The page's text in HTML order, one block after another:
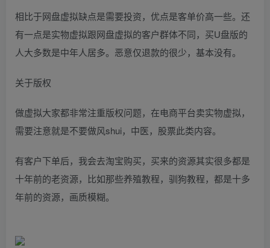
相比于网盘虚拟缺点是需要投资，优点是客单价高一些。还
有一点是实物虚拟跟网盘虚拟的客户群体不同，买U盘版的
人大多数是中年人居多。恶意仅退款的很少，基本没有。
关于版权
做虚拟大家都非常注重版权问题，在电商平台卖实物虚拟，
需要注意就是不要做风shui，中医，股票此类内容。
有客户下单后，我会去淘宝购买，买来的资源其实很多都是
十年前的老资源，比如那些养殖教程，驯狗教程，都是十多
年前的资源，画质模糊。